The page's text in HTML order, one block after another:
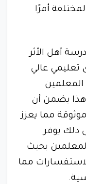
أمرًا
أهل الأثر
تعليمي عالي
هذا يضمن أن
مما يعزز
ذلك يوفر
بحيث
مما